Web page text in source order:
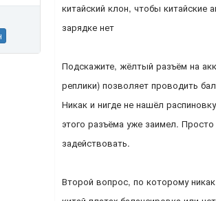
китайский клон, чтобы китайские
зарядке нет
Подскажите, жёлтый разъём на
реплики) позволяет проводить
Никак и нигде не нашёл
этого разъёма уже заимел.
задействовать.
Второй вопрос, по которому